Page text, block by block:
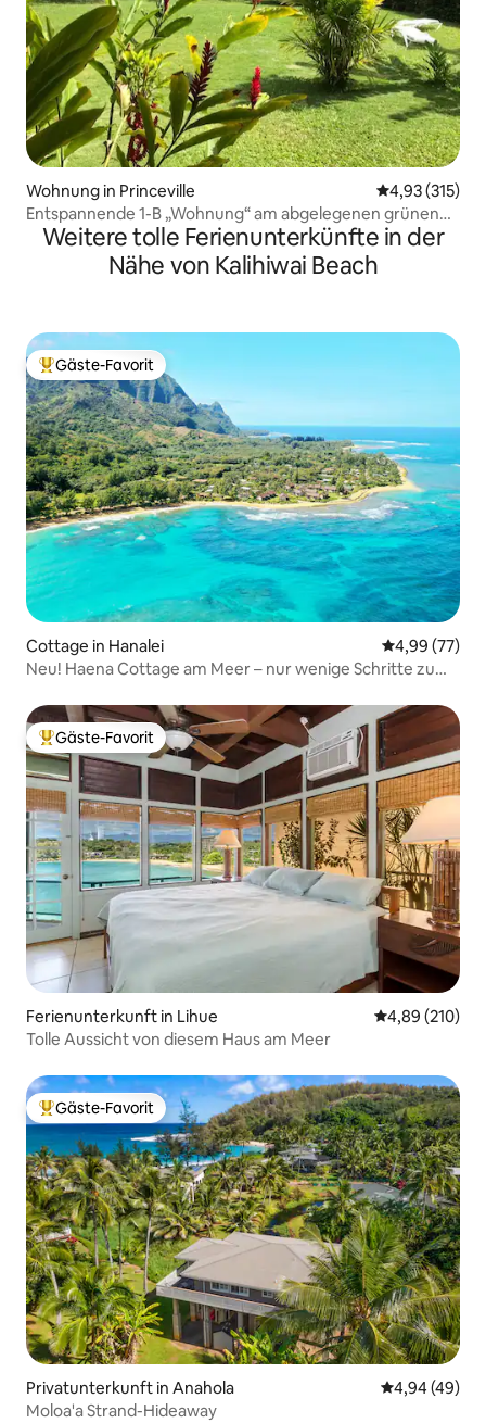
Wohnung in Princeville
4,93 (315)
Entspannende 1-B „Wohnung“ am abgelegenen grünen
Gürtel. Klimaanlage
Weitere tolle Ferienunterkünfte in der
Nähe von Kalihiwai Beach
Beliebter Gäste-Favorit.
Gäste-Favorit
Cottage in Hanalei
4,99 (77)
Neu! Haena Cottage am Meer – nur wenige Schritte zum
Beliebter Gäste-Favorit.
Gäste-Favorit
Ferienunterkunft in Lihue
4,89 (210)
Tolle Aussicht von diesem Haus am Meer
Beliebter Gäste-Favorit.
Gäste-Favorit
Privatunterkunft in Anahola
4,94 (49)
Moloa'a Strand-Hideaway